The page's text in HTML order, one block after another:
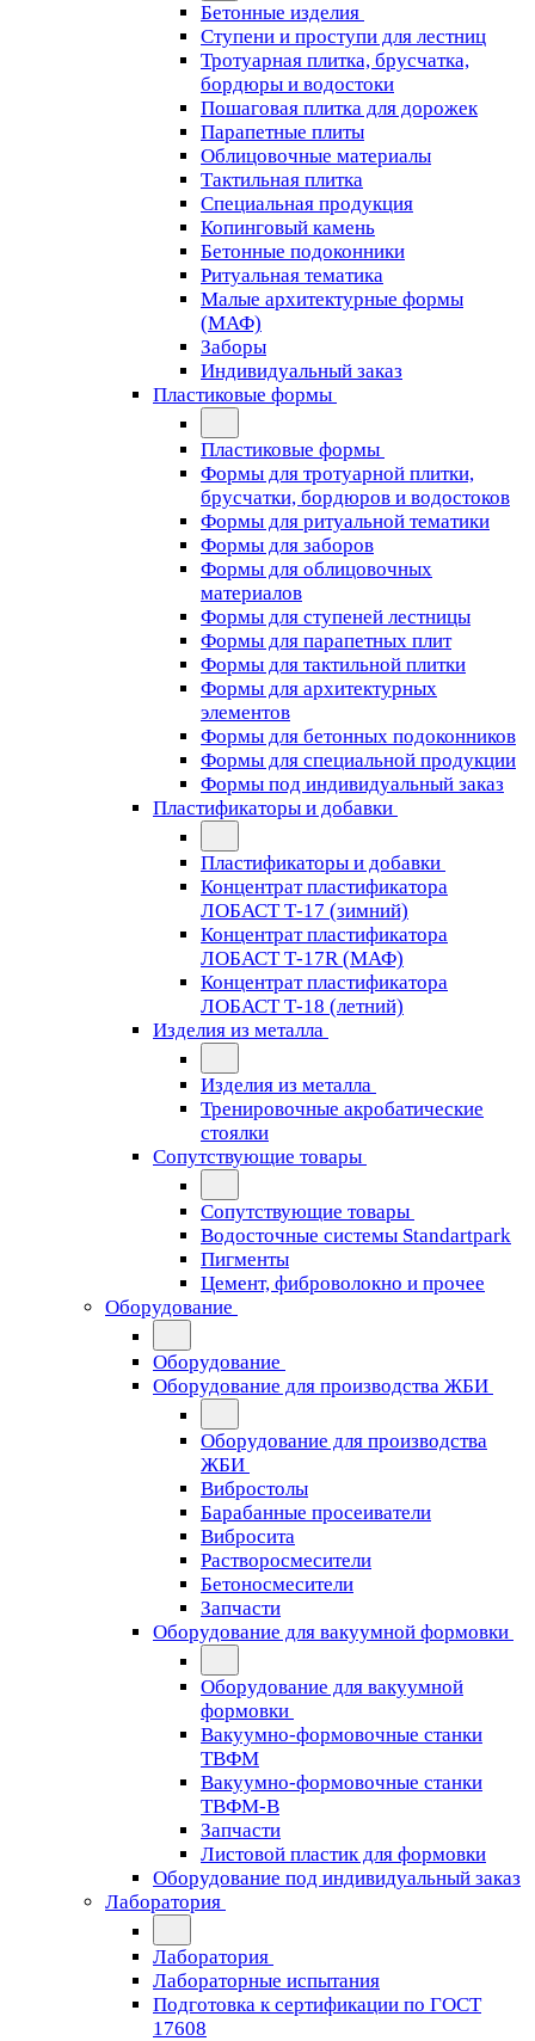
Бетонные изделия
Ступени и проступи для лестниц
Тротуарная плитка, брусчатка,
бордюры и водостоки
Пошаговая плитка для дорожек
Парапетные плиты
Облицовочные материалы
Тактильная плитка
Специальная продукция
Копинговый камень
Бетонные подоконники
Ритуальная тематика
Малые архитектурные формы
(МАФ)
Заборы
Индивидуальный заказ
Пластиковые формы
Пластиковые формы
Формы для тротуарной плитки,
брусчатки, бордюров и водостоков
Формы для ритуальной тематики
Формы для заборов
Формы для облицовочных
материалов
Формы для ступеней лестницы
Формы для парапетных плит
Формы для тактильной плитки
Формы для архитектурных
элементов
Формы для бетонных подоконников
Формы для специальной продукции
Формы под индивидуальный заказ
Пластификаторы и добавки
Пластификаторы и добавки
Концентрат пластификатора
ЛОБАСТ Т-17 (зимний)
Концентрат пластификатора
ЛОБАСТ Т-17R (МАФ)
Концентрат пластификатора
ЛОБАСТ Т-18 (летний)
Изделия из металла
Изделия из металла
Тренировочные акробатические
стоялки
Сопутствующие товары
Сопутствующие товары
Водосточные системы Standartpark
Пигменты
Цемент, фиброволокно и прочее
Оборудование
Оборудование
Оборудование для производства ЖБИ
Оборудование для производства
ЖБИ
Вибростолы
Барабанные просеиватели
Вибросита
Растворосмесители
Бетоносмесители
Запчасти
Оборудование для вакуумной формовки
Оборудование для вакуумной
формовки
Вакуумно-формовочные станки
ТВФМ
Вакуумно-формовочные станки
ТВФМ-В
Запчасти
Листовой пластик для формовки
Оборудование под индивидуальный заказ
Лаборатория
Лаборатория
Лабораторные испытания
Подготовка к сертификации по ГОСТ
17608